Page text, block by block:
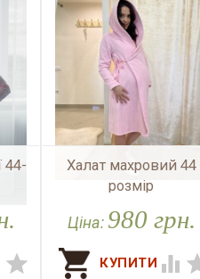
44-

Халат махровий 44
розмір
У наявності
Ціна: 980 грн.
